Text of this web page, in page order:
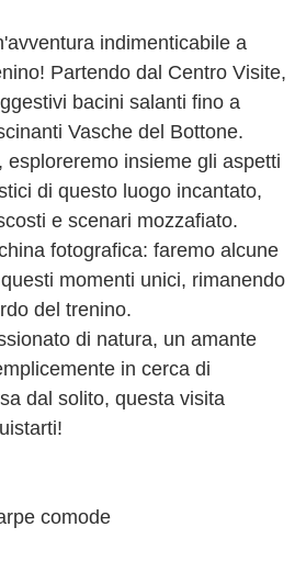
indimenticabile a
Partendo dal Centro Visite,
bacini salanti fino a
Vasche del Bottone.
esploreremo insieme gli aspetti
di questo luogo incantato,
e scenari mozzafiato.
fotografica: faremo alcune
momenti unici, rimanendo
del trenino.
di natura, un amante
in cerca di
dal solito, questa visita
comode